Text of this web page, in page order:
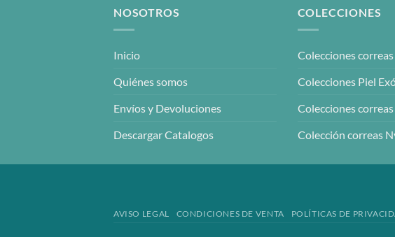
NOSOTROS
Inicio
Quiénes somos
Envíos y Devoluciones
Descargar Catalogos
COLECCIONES
Colecciones
Colecciones Piel
Colecciones
Colección correas
AVISO LEGAL CONDICIONES DE VENTA POLÍTICAS DE